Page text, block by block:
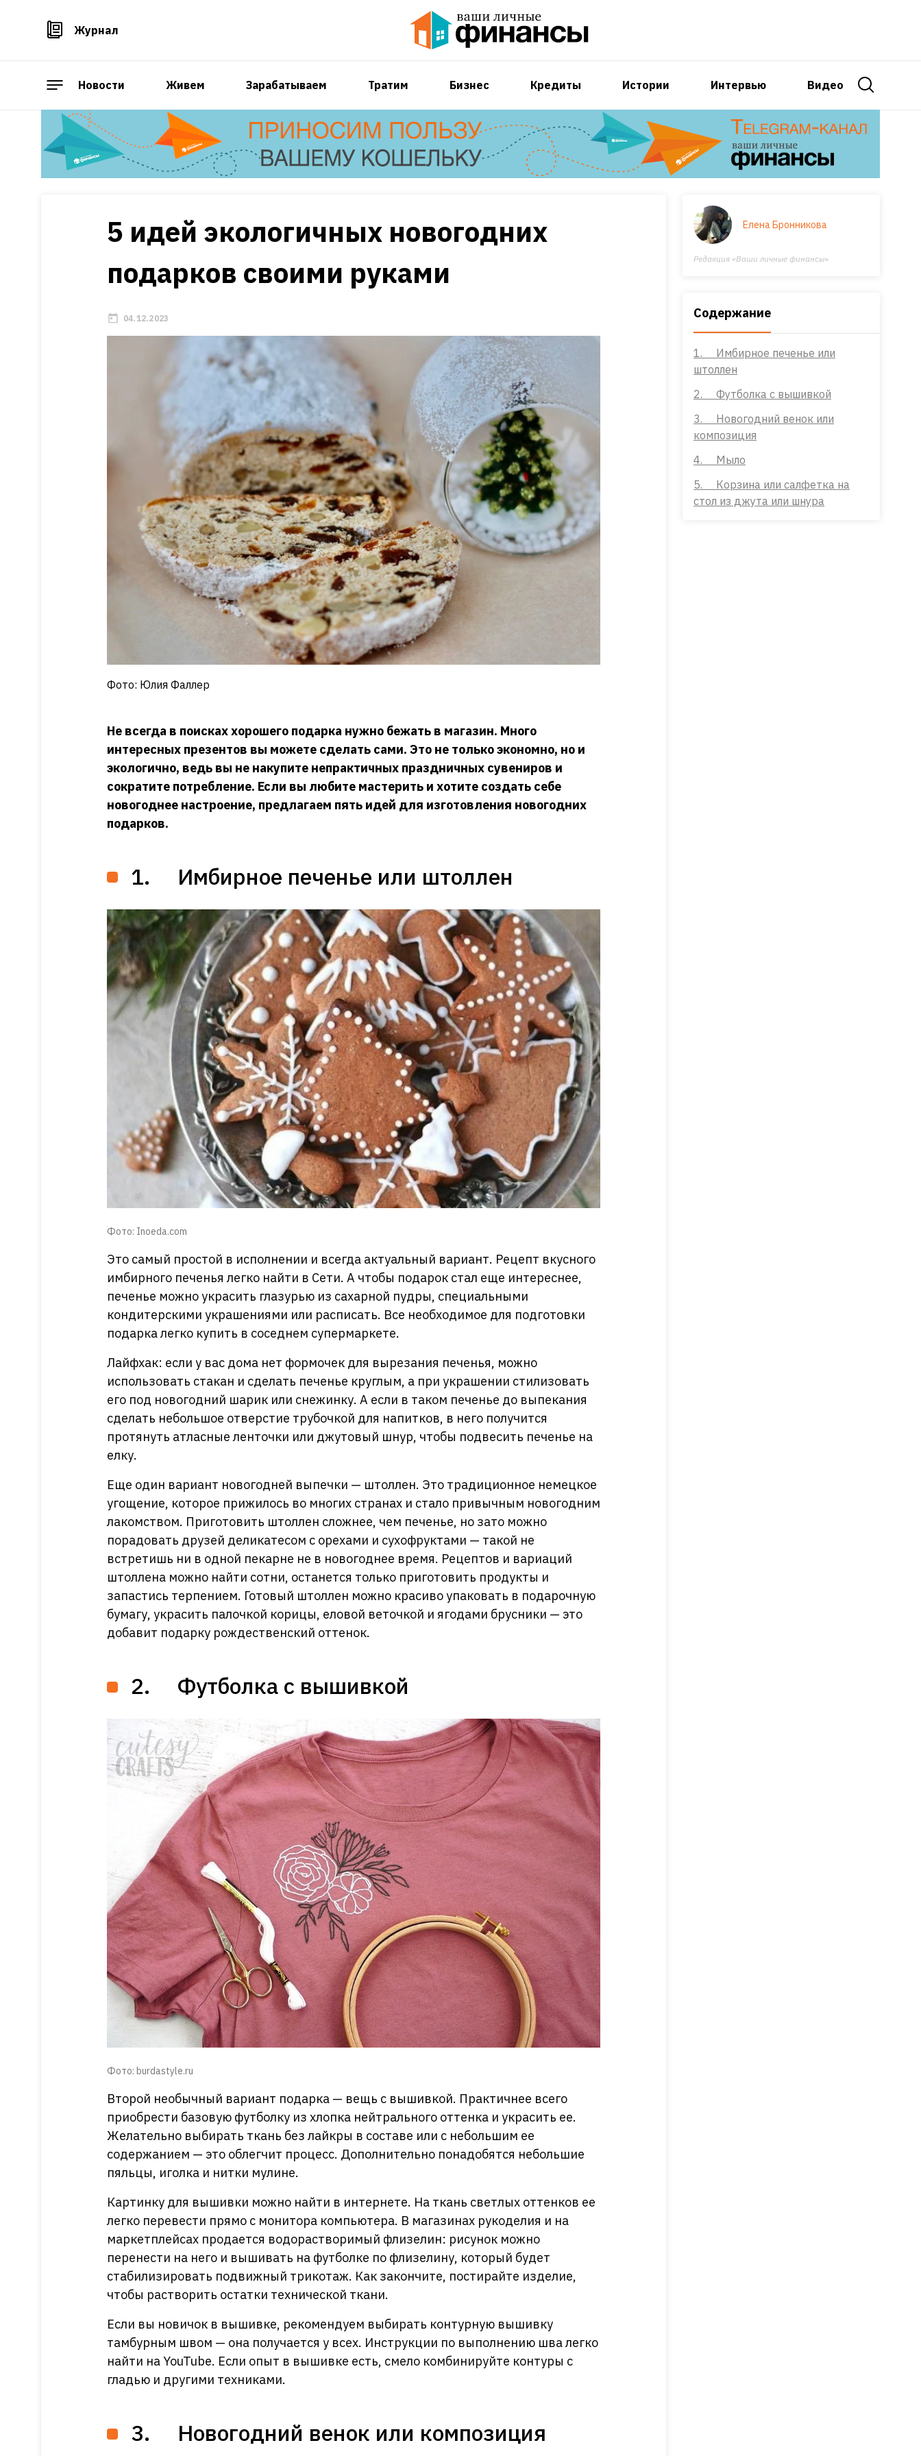
Журнал
Новости Живем Зарабатываем Тратим Бизнес Кредиты Истории Интервью Видео
5 идей экологичных новогодних
подарков своими руками
04.12.2023
Фото: Юлия Фаллер
Елена Бронникова
Редакция «Ваши личные финансы»
Содержание
1. Имбирное печенье или
штоллен
2. Футболка с вышивкой
3. Новогодний венок или
композиция
4. Мыло
5. Корзина или салфетка на
стол из джута или шнура
Не всегда в поисках хорошего подарка нужно бежать в магазин. Много
интересных презентов вы можете сделать сами. Это не только экономно, но и
экологично, ведь вы не накупите непрактичных праздничных сувениров и
сократите потребление. Если вы любите мастерить и хотите создать себе
новогоднее настроение, предлагаем пять идей для изготовления новогодних
подарков.
1. Имбирное печенье или штоллен
Фото: Inoeda.com
Это самый простой в исполнении и всегда актуальный вариант. Рецепт вкусного
имбирного печенья легко найти в Сети. А чтобы подарок стал еще интереснее,
печенье можно украсить глазурью из сахарной пудры, специальными
кондитерскими украшениями или расписать. Все необходимое для подготовки
подарка легко купить в соседнем супермаркете.
Лайфхак: если у вас дома нет формочек для вырезания печенья, можно
использовать стакан и сделать печенье круглым, а при украшении стилизовать
его под новогодний шарик или снежинку. А если в таком печенье до выпекания
сделать небольшое отверстие трубочкой для напитков, в него получится
протянуть атласные ленточки или джутовый шнур, чтобы подвесить печенье на
елку.
Еще один вариант новогодней выпечки — штоллен. Это традиционное немецкое
угощение, которое прижилось во многих странах и стало привычным новогодним
лакомством. Приготовить штоллен сложнее, чем печенье, но зато можно
порадовать друзей деликатесом с орехами и сухофруктами — такой не
встретишь ни в одной пекарне не в новогоднее время. Рецептов и вариаций
штоллена можно найти сотни, останется только приготовить продукты и
запастись терпением. Готовый штоллен можно красиво упаковать в подарочную
бумагу, украсить палочкой корицы, еловой веточкой и ягодами брусники — это
добавит подарку рождественский оттенок.
2. Футболка с вышивкой
Фото: burdastyle.ru
Второй необычный вариант подарка — вещь с вышивкой. Практичнее всего
приобрести базовую футболку из хлопка нейтрального оттенка и украсить ее.
Желательно выбирать ткань без лайкры в составе или с небольшим ее
содержанием — это облегчит процесс. Дополнительно понадобятся небольшие
пяльцы, иголка и нитки мулине.
Картинку для вышивки можно найти в интернете. На ткань светлых оттенков ее
легко перевести прямо с монитора компьютера. В магазинах рукоделия и на
маркетплейсах продается водорастворимый флизелин: рисунок можно
перенести на него и вышивать на футболке по флизелину, который будет
стабилизировать подвижный трикотаж. Как закончите, постирайте изделие,
чтобы растворить остатки технической ткани.
Если вы новичок в вышивке, рекомендуем выбирать контурную вышивку
тамбурным швом — она получается у всех. Инструкции по выполнению шва легко
найти на YouTube. Если опыт в вышивке есть, смело комбинируйте контуры с
гладью и другими техниками.
3. Новогодний венок или композиция